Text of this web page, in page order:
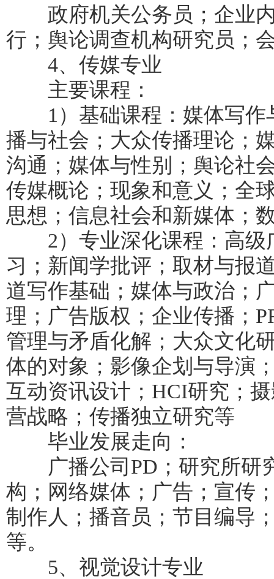
政府机关公务员；企业内
行；舆论调查机构研究员；
4、传媒专业
主要课程：
1）基础课程：媒体写作
播与社会；大众传播理论；
沟通；媒体与性别；舆论社
传媒概论；现象和意义；全
思想；信息社会和新媒体；
2）专业深化课程：高级
习；新闻学批评；取材与报
道写作基础；媒体与政治；
理；广告版权；企业传播；
管理与矛盾化解；大众文化
体的对象；影像企划与导演
互动资讯设计；HCI研究；
营战略；传播独立研究等
毕业发展走向：
广播公司PD；研究所研
构；网络媒体；广告；宣传
制作人；播音员；节目编导
等。
5、视觉设计专业